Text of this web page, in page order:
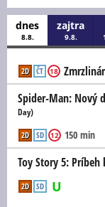
dnes
8.8.
zajtra
9.8.
Zmrzlinár
2D ČT 18
Spider-Man: Nový
Day)
150 min
2D SD 12
Toy Story 5: Príbeh
2D SD